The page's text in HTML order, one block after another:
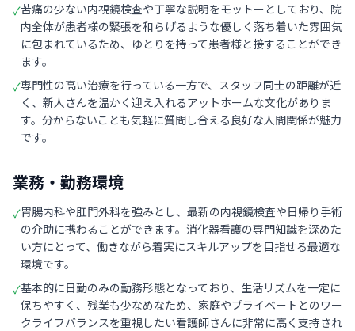
✓苦痛の少ない内視鏡検査や丁寧な説明をモットーとしており、院
内全体が患者様の緊張を和らげるような優しく落ち着いた雰囲気
に包まれているため、ゆとりを持って患者様と接することができ
ます。
✓専門性の高い治療を行っている一方で、スタッフ同士の距離が近
く、新人さんを温かく迎え入れるアットホームな文化がありま
す。分からないことも気軽に質問し合える良好な人間関係が魅力
です。
業務・勤務環境
✓胃腸内科や肛門外科を強みとし、最新の内視鏡検査や日帰り手術
の介助に携わることができます。消化器看護の専門知識を深めた
い方にとって、働きながら着実にスキルアップを目指せる最適な
環境です。
✓基本的に日勤のみの勤務形態となっており、生活リズムを一定に
保ちやすく、残業も少なめなため、家庭やプライベートとのワー
クライフバランスを重視したい看護師さんに非常に高く支持され